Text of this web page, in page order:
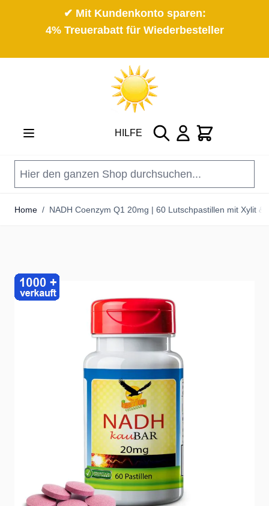
✔ Mit Kundenkonto sparen:
4% Treuerabatt für Wiederbesteller
HILFE Suche Cart
Home / NADH Coenzym Q1 20mg | 60 Lutschpastillen mit Xylit &